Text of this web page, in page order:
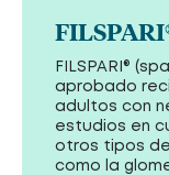
FILSPARI®
aprobado
adultos con
estudios en
otros tipos
como la